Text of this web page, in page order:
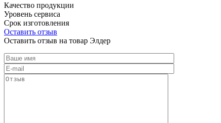
Качество продукции
Уровень сервиса
Срок изготовления
Оставить отзыв
Оставить отзыв на товар Элдер